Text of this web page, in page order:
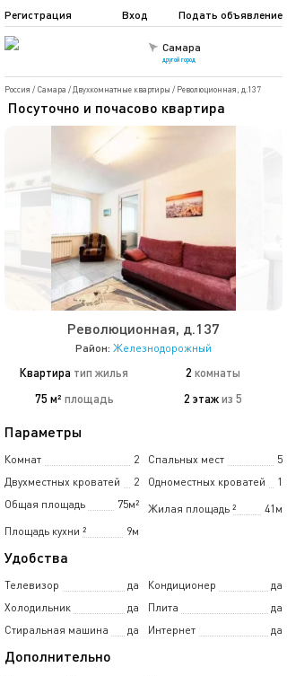
Самара
другой город
Подать объявление
Регистрация Вход
Россия / Самара / Двухкомнатные квартиры / Революционная, д.137
Посуточно и почасово квартира
Революционная, д.137
Район: Железнодорожный
Квартира тип жилья 2 комнаты
75 м² площадь 2 этажиз 5
Параметры
Комнат 2 Спальных мест
5
Двухместных кроватей
2 Одноместных кроватей
1
Общая площадь
75м² Жилая площадь 41м
²
Площадь кухни
9м
²
Удобства
Телевизор да Кондиционер
да
Холодильник
да Плита
да
Стиральная машина
да Интернет да
Дополнительно